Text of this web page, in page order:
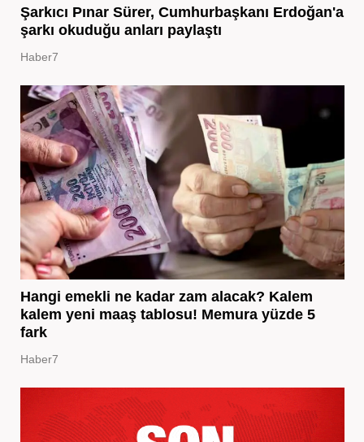
Şarkıcı Pınar Sürer, Cumhurbaşkanı Erdoğan'a
şarkı okuduğu anları paylaştı
Haber7
Hangi emekli ne kadar zam alacak? Kalem
kalem yeni maaş tablosu! Memura yüzde 5
fark
Haber7